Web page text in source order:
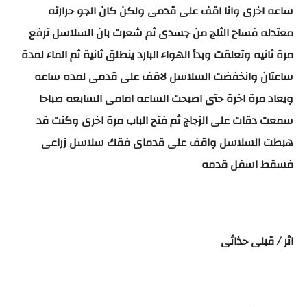
ساعه اخرى وانا اقف على قدمى ولكن كان الجو حرارته
معتدله فساح الثلج من جسدى ثم شعرت بان السلاسل ترفع
مرة ثانيه وتعلقت وبدأ الهواء البارد ينطلق ثانية ثم الماء لمدة
ساعتان وانخفضت السلاسل لاقف على قدمى لمده ساعه
ويعاد مرة اخرة حتى اصبحت الساعه امامى السابعه صباحا
سمعت دقات على الزجاج ثم فتح الباب مرة اخرى وكنت قد
هبطت السلاسل واقف على قدماى فقك سلاسل زراعى
فسقط اسفل قدمه
اثر / قبلى حذائى